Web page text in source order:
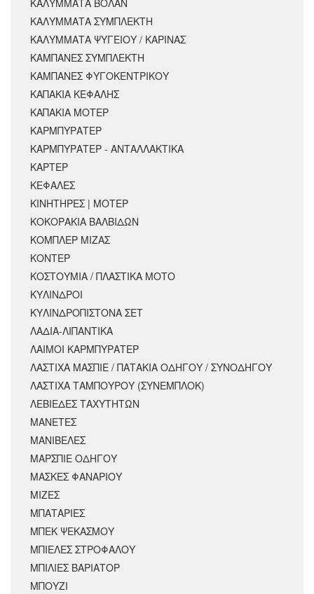
ΚΑΛΥΜΜΑΤΑ ΒΟΛΑΝ
ΚΑΛΥΜΜΑΤΑ ΣΥΜΠΛΕΚΤΗ
ΚΑΛΥΜΜΑΤΑ ΨΥΓΕΙΟΥ / ΚΑΡΙΝΑΣ
ΚΑΜΠΑΝΕΣ ΣΥΜΠΛΕΚΤΗ
ΚΑΜΠΑΝΕΣ ΦΥΓΟΚΕΝΤΡΙΚΟΥ
ΚΑΠΑΚΙΑ ΚΕΦΑΛΗΣ
ΚΑΠΑΚΙΑ ΜΟΤΕΡ
ΚΑΡΜΠΥΡΑΤΕΡ
ΚΑΡΜΠΥΡΑΤΕΡ - ΑΝΤΑΛΛΑΚΤΙΚΑ
ΚΑΡΤΕΡ
ΚΕΦΑΛΕΣ
ΚΙΝΗΤΗΡΕΣ | ΜΟΤΕΡ
ΚΟΚΟΡΑΚΙΑ ΒΑΛΒΙΔΩΝ
ΚΟΜΠΛΕΡ ΜΙΖΑΣ
ΚΟΝΤΕΡ
ΚΟΣΤΟΥΜΙΑ / ΠΛΑΣΤΙΚΑ ΜΟΤΟ
ΚΥΛΙΝΔΡΟΙ
ΚΥΛΙΝΔΡΟΠΙΣΤΟΝΑ ΣΕΤ
ΛΑΔΙΑ-ΛΙΠΑΝΤΙΚΑ
ΛΑΙΜΟΙ ΚΑΡΜΠΥΡΑΤΕΡ
ΛΑΣΤΙΧΑ ΜΑΣΠΙΕ / ΠΑΤΑΚΙΑ ΟΔΗΓΟΥ / ΣΥΝΟΔΗΓΟΥ
ΛΑΣΤΙΧΑ ΤΑΜΠΟΥΡΟΥ (ΣΥΝΕΜΠΛΟΚ)
ΛΕΒΙΕΔΕΣ ΤΑΧΥΤΗΤΩΝ
ΜΑΝΕΤΕΣ
ΜΑΝΙΒΕΛΕΣ
ΜΑΡΣΠΙΕ ΟΔΗΓΟΥ
ΜΑΣΚΕΣ ΦΑΝΑΡΙΟΥ
ΜΙΖΕΣ
ΜΠΑΤΑΡΙΕΣ
ΜΠΕΚ ΨΕΚΑΣΜΟΥ
ΜΠΙΕΛΕΣ ΣΤΡΟΦΑΛΟΥ
ΜΠΙΛΙΕΣ ΒΑΡΙΑΤΟΡ
ΜΠΟΥΖΙ